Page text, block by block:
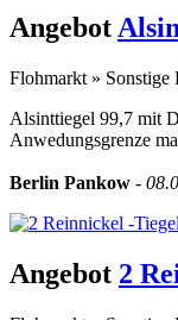
Angebot
Flohmarkt » Sonstige
Alsinttiegel 99,7 mit
Anwedungsgrenze
Berlin Pankow -
Angebot 2